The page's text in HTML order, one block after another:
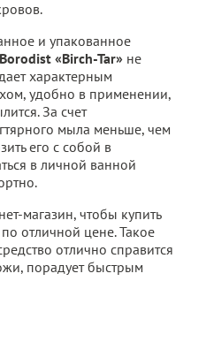
и упакованное
«Birch-Tar» не
характерным
удобно в применении,
За счет
мыла меньше, чем
его с собой в
в личной ванной
магазин, чтобы купить
отличной цене. Такое
отлично справится
порадует быстрым